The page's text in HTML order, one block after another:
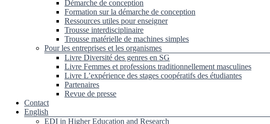
Démarche de conception
Formation sur la démarche de conception
Ressources utiles pour enseigner
Trousse interdisciplinaire
Trousse matérielle de machines simples
Pour les entreprises et les organismes
Livre Diversité des genres en SG
Livre Femmes et professions traditionnellement masculines
Livre L’expérience des stages coopératifs des étudiantes
Partenaires
Revue de presse
Contact
English
EDI in Higher Education and Research